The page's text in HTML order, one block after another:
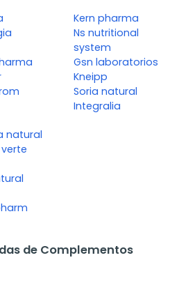
Kern pharma
Ns nutritional
system
Gsn laboratorios
Kneipp
Soria natural
Integralia
natural
de Complementos